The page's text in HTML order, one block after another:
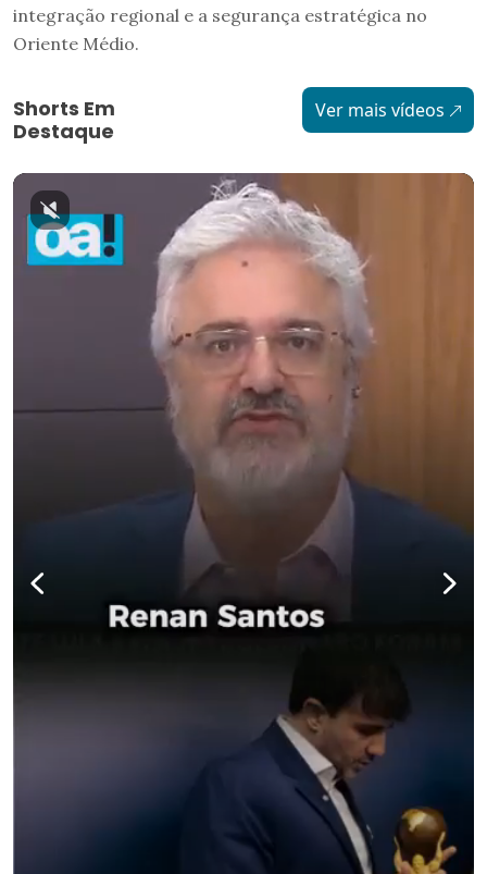
integração regional e a segurança estratégica no
Oriente Médio.
Shorts Em
Destaque
Ver mais vídeos